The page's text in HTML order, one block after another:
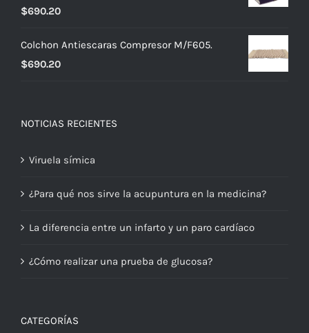
$690.20
Colchon Antiescaras Compresor M/F605.
$690.20
NOTICIAS RECIENTES
Viruela símica
¿Para qué nos sirve la acupuntura en la medicina?
La diferencia entre un infarto y un paro cardíaco
¿Cómo realizar una prueba de glucosa?
CATEGORÍAS